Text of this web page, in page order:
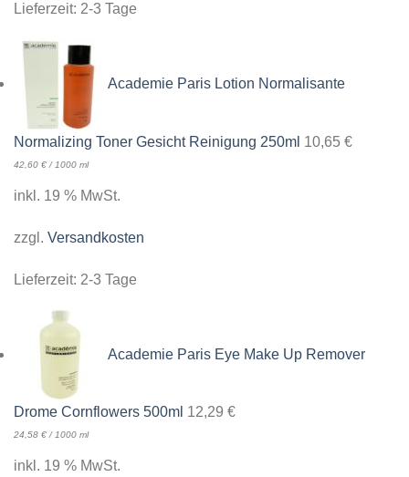
Lieferzeit: 2-3 Tage
Academie Paris Lotion Normalisante
Normalizing Toner Gesicht Reinigung 250ml 10,65 €
42,60 € / 1000 ml
inkl. 19 % MwSt.
zzgl. Versandkosten
Lieferzeit: 2-3 Tage
Academie Paris Eye Make Up Remover
Drome Cornflowers 500ml 12,29 €
24,58 €/1000 ml
inkl. 19 % MwSt.